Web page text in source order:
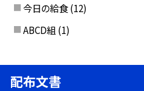
今日の給食 (12)
ABCD組 (1)
配布文書